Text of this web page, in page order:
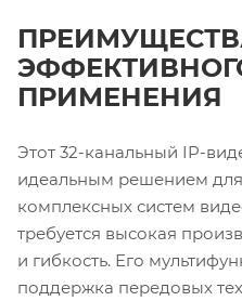
ПРИМЕНЕНИЯ
Этот 32-канальный IP-
идеальным решением
комплексных систем
требуется высокая
и гибкость. Его
поддержка передовых